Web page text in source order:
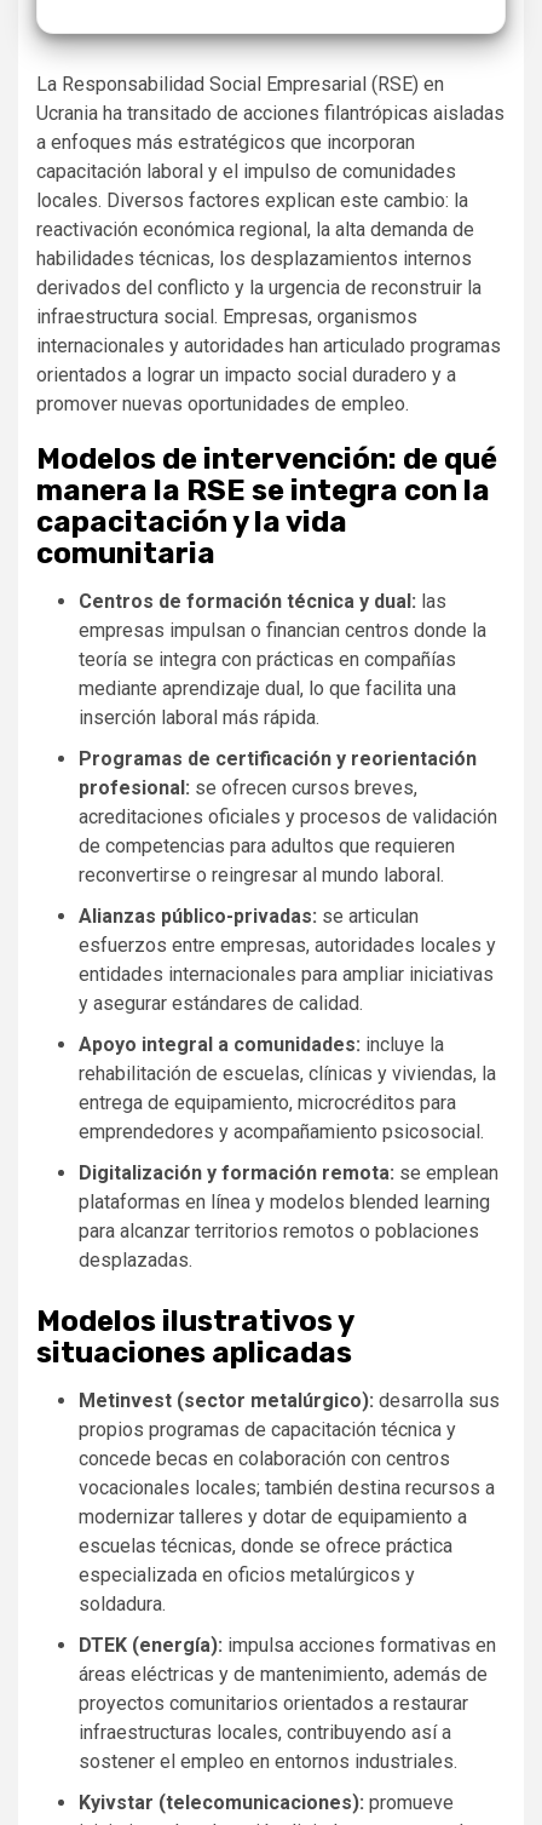
La Responsabilidad Social Empresarial (RSE) en
Ucrania ha transitado de acciones filantrópicas aisladas
a enfoques más estratégicos que incorporan
capacitación laboral y el impulso de comunidades
locales. Diversos factores explican este cambio: la
reactivación económica regional, la alta demanda de
habilidades técnicas, los desplazamientos internos
derivados del conflicto y la urgencia de reconstruir la
infraestructura social. Empresas, organismos
internacionales y autoridades han articulado programas
orientados a lograr un impacto social duradero y a
promover nuevas oportunidades de empleo.
Modelos de intervención: de qué
manera la RSE se integra con la
capacitación y la vida
comunitaria
Centros de formación técnica y dual: las
empresas impulsan o financian centros donde la
teoría se integra con prácticas en compañías
mediante aprendizaje dual, lo que facilita una
inserción laboral más rápida.
Programas de certificación y reorientación
profesional: se ofrecen cursos breves,
acreditaciones oficiales y procesos de validación
de competencias para adultos que requieren
reconvertirse o reingresar al mundo laboral.
Alianzas público-privadas: se articulan
esfuerzos entre empresas, autoridades locales y
entidades internacionales para ampliar iniciativas
y asegurar estándares de calidad.
Apoyo integral a comunidades: incluye la
rehabilitación de escuelas, clínicas y viviendas, la
entrega de equipamiento, microcréditos para
emprendedores y acompañamiento psicosocial.
Digitalización y formación remota: se emplean
plataformas en línea y modelos blended learning
para alcanzar territorios remotos o poblaciones
desplazadas.
Modelos ilustrativos y
situaciones aplicadas
Metinvest (sector metalúrgico): desarrolla sus
propios programas de capacitación técnica y
concede becas en colaboración con centros
vocacionales locales; también destina recursos a
modernizar talleres y dotar de equipamiento a
escuelas técnicas, donde se ofrece práctica
especializada en oficios metalúrgicos y
soldadura.
DTEK (energía): impulsa acciones formativas en
áreas eléctricas y de mantenimiento, además de
proyectos comunitarios orientados a restaurar
infraestructuras locales, contribuyendo así a
sostener el empleo en entornos industriales.
Kyivstar (telecomunicaciones): promueve